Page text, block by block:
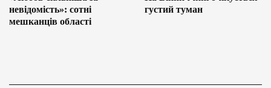
невідомість»: сотні
мешканців області
густий туман